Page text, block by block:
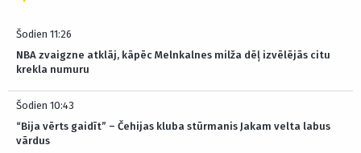
Šodien 11:26
NBA zvaigzne atklāj, kāpēc Melnkalnes milža dēļ izvēlējās citu
krekla numuru
Šodien 10:43
“Bija vērts gaidīt” – Čehijas kluba stūrmanis Jakam velta labus
vārdus